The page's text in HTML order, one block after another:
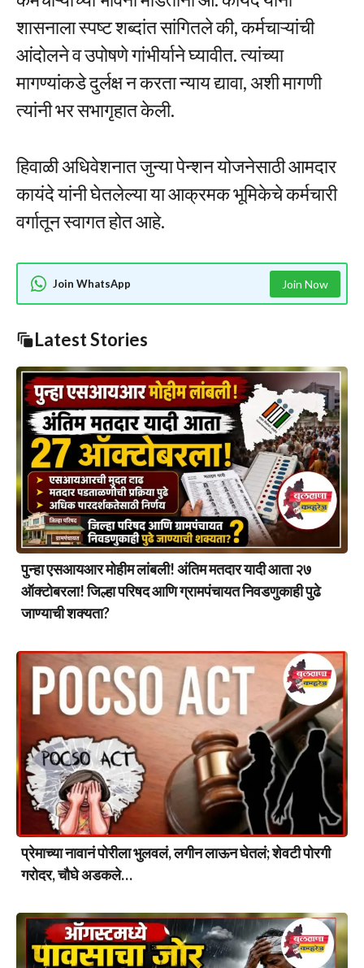
शासनाला स्पष्ट शब्दांत सांगितले की, कर्मचाऱ्यांची
आंदोलने व उपोषणे गांभीर्याने घ्यावीत. त्यांच्या
मागण्यांकडे दुर्लक्ष न करता न्याय द्यावा, अशी मागणी
त्यांनी भर सभागृहात केली.
हिवाळी अधिवेशनात जुन्या पेन्शन योजनेसाठी आमदार
कायंदे यांनी घेतलेल्या या आक्रमक भूमिकेचे कर्मचारी
वर्गातून स्वागत होत आहे.
Join WhatsApp Join Now
Latest Stories
पुन्हा एसआयआर मोहीम लांबली! अंतिम मतदार यादी आता २७
ऑक्टोबरला! जिल्हा परिषद आणि ग्रामपंचायत निवडणुकाही पुढे
जाण्याची शक्यता?
प्रेमाच्या नावानं पोरीला भुलवलं, लगीन लाऊन घेतलं; शेवटी पोरगी
गरोदर, चौघे अडकले…